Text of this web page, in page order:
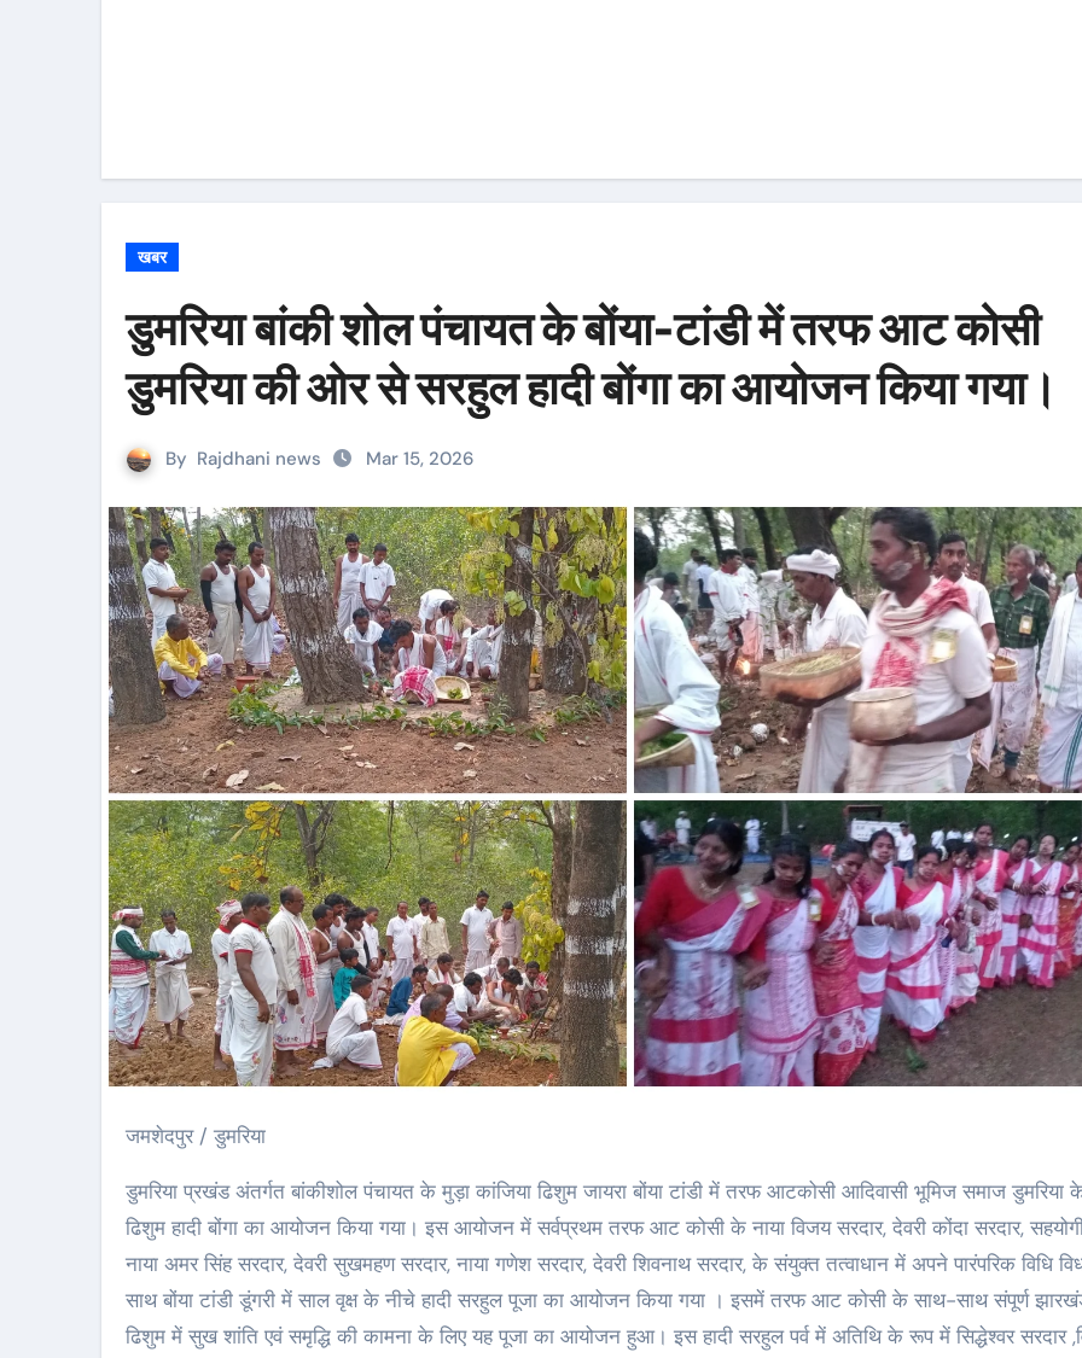
खबर
डुमरिया बांकी शोल पंचायत के बोंया-टांडी में तरफ आट कोसी
डुमरिया की ओर से सरहुल हादी बोंगा का आयोजन किया गया।
By Rajdhani news Mar 15, 2026
जमशेदपुर / डुमरिया
डुमरिया प्रखंड अंतर्गत बांकीशोल पंचायत के मुड़ा कांजिया ढिशुम जायरा बोंया टांडी में तरफ आटकोसी आदिवासी भूमिज समाज डुमरिया के
ढिशुम हादी बोंगा का आयोजन किया गया। इस आयोजन में सर्वप्रथम तरफ आट कोसी के नाया विजय सरदार, देवरी कोंदा सरदार,
नाया अमर सिंह सरदार, देवरी सुखमहण सरदार, नाया गणेश सरदार, देवरी शिवनाथ सरदार, के संयुक्त तत्वाधान में अपने पारंपरिक विधि
साथ बोंया टांडी डूंगरी में साल वृक्ष के नीचे हादी सरहुल पूजा का आयोजन किया गया । इसमें तरफ आट कोसी के साथ-साथ संपूर्ण
ढिशुम में सुख शांति एवं समृद्धि की कामना के लिए यह पूजा का आयोजन हुआ। इस हादी सरहुल पर्व में अतिथि के रूप में सिद्धेश्वर सरदार